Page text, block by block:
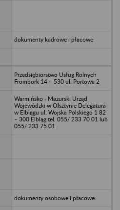
dokumenty kadrowe i płacowe
Przedsiębiorstwo Usług Rolnych
Frombork 14 – 530 ul. Portowa 2
Warmińsko - Mazurski Urząd
Wojewódzki w Olsztynie Delegatura
w Elblągu ul. Wojska Polskiego 1 82
– 300 Elbląg tel. 055/ 233 70 01 lub
055/ 233 75 01
dokumenty osobowe i płacowe